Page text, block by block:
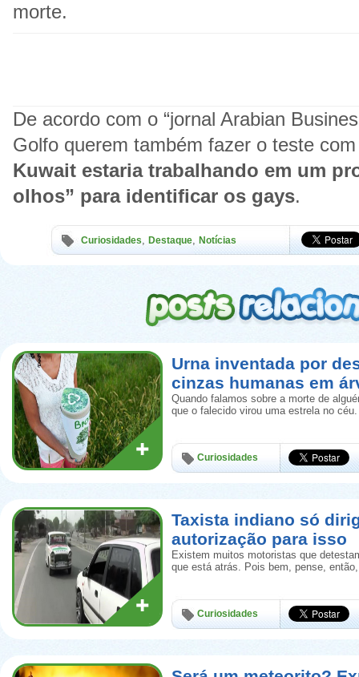
morte.
De acordo com o “jornal Arabian
Golfo querem também fazer o teste
Kuwait estaria trabalhando em um
olhos” para identificar os gays.
Curiosidades, Destaque, Notícias
Urna inventada por
cinzas humanas em
Quando falamos sobre a morte de
que o falecido virou uma estrela no
Curiosidades
Taxista indiano só
autorização para isso
Existem muitos motoristas que
que está atrás. Pois bem, pense,
Curiosidades